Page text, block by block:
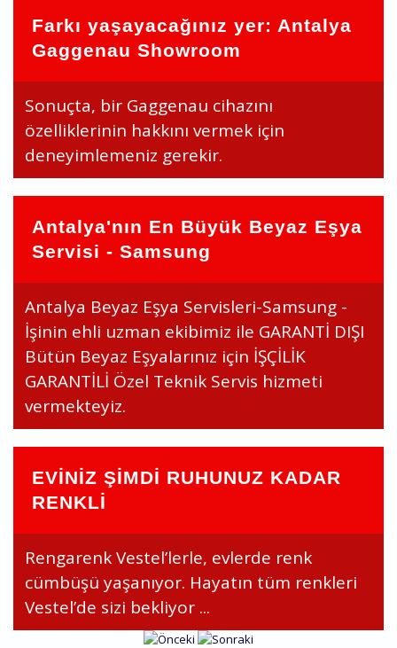
Farkı yaşayacağınız yer: Antalya
Gaggenau Showroom
Sonuçta, bir Gaggenau cihazını
özelliklerinin hakkını vermek için
deneyimlemeniz gerekir.
Antalya'nın En Büyük Beyaz Eşya
Servisi - Samsung
Antalya Beyaz Eşya Servisleri-Samsung -
İşinin ehli uzman ekibimiz ile GARANTİ DIŞI
Bütün Beyaz Eşyalarınız için İŞÇİLİK
GARANTİLİ Özel Teknik Servis hizmeti
vermekteyiz.
EVİNİZ ŞİMDİ RUHUNUZ KADAR
RENKLİ
Rengarenk Vestel’lerle, evlerde renk
cümbüşü yaşanıyor. Hayatın tüm renkleri
Vestel’de sizi bekliyor ...